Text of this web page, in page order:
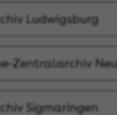
Ludwigsburg
Zentralarchiv
Sigmaringen